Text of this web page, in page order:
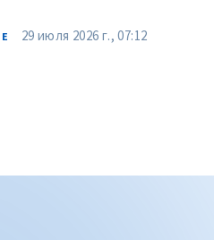
29 июля 2026 г., 07:12